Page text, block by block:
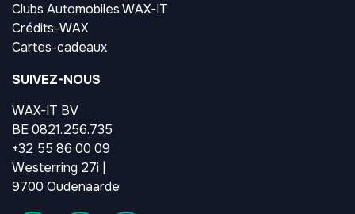
Clubs Automobiles WAX-IT
Crédits-WAX
Cartes-cadeaux
SUIVEZ-NOUS
WAX-IT BV
BE 0821.256.735
+32 55 86 00 09
Westerring 27i |
9700 Oudenaarde